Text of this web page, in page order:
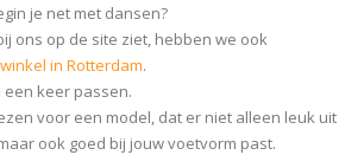
je net met dansen?
ons op de site ziet, hebben we ook
winkel in Rotterdam.
een keer passen.
voor een model, dat er niet alleen leuk uit
ook goed bij jouw voetvorm past.